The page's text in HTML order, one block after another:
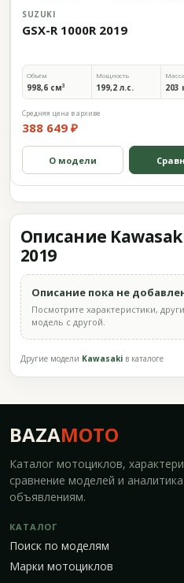
SUZUKI
GSX-R 1000R 2019
Объём
998,6 см³
Мощность
199,2 л.с.
Масса
203
Средняя цена в архиве
388 649 ₽
О модели
Описание
2019
Описание пока не
Посмотрите характеристики,
модель с другой.
Другие модели Kawasaki в каталоге
BAZAMOTO
Каталог мотоциклов,
сравнение моделей и
объявлениям.
КАТАЛОГ
Поиск по моделям
Марки мотоциклов